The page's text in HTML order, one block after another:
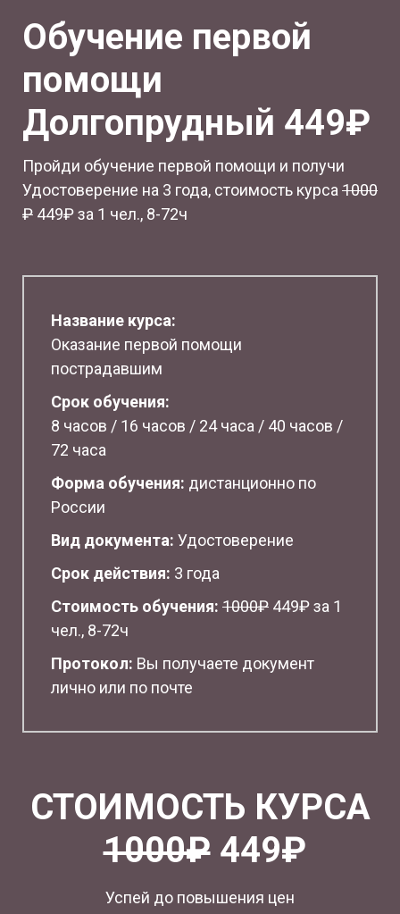
Обучение первой
помощи
Долгопрудный 449₽
Пройди обучение первой помощи и получи
Удостоверение на 3 года, стоимость курса1000
₽ 449₽ за 1 чел., 8-72ч
Название курса:
Оказание первой помощи
пострадавшим
Срок обучения:
8 часов / 16 часов / 24 часа / 40 часов /
72 часа
Форма обучения: дистанционно по
России
Вид документа: Удостоверение
Срок действия: 3 года
Стоимость обучения: 1000₽ 449₽ за 1
чел., 8-72ч
Протокол: Вы получаете документ
лично или по почте
СТОИМОСТЬ КУРСА
1000₽449₽
Успей до повышения цен